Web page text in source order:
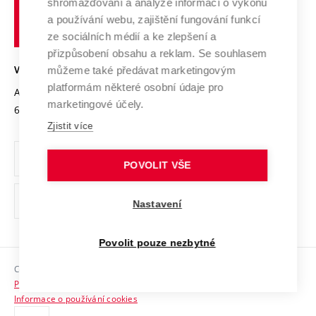
Transfer znalostí
Open Science
Projekty
Projekty ze strukturálních fondů
Specifický výzkum
Služby univerzity
Mezinárodní dohody
Univerzitní sítě
Udržitelná univerzita
Podnikavá univerzita / ContriBUTe
Bezpečná univerzita
Vyznamenání
Organizační struktura
Ochrana osobních údajů
odkaz)
Sociální bezpečí
HR Award
učení
technické
VYSOKÉ UČENÍ TECHNICKÉ V BRNĚ
Antonínská 548/1
602 00 Brno
www.vut.cz
vut@vutbr.cz
Copyright © 2026 VUT
Prohlášení o přístupnosti
Informace o používání cookies
shromažďování a analýze informací o výkonu
a používání webu, zajištění fungování funkcí
ze sociálních médií a ke zlepšení a
přizpůsobení obsahu a reklam. Se souhlasem
můžeme také předávat marketingovým
platformám některé osobní údaje pro
marketingové účely.
Zjistit více
POVOLIT VŠE
Nastavení
Povolit pouze nezbytné